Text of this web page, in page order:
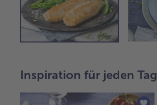
Inspiration für jeden Tag